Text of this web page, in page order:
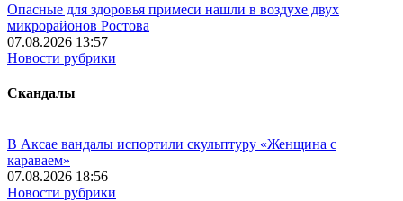
Опасные для здоровья примеси нашли в воздухе двух
микрорайонов Ростова
07.08.2026 13:57
Новости рубрики
Скандалы
В Аксае вандалы испортили скульптуру «Женщина с
караваем»
07.08.2026 18:56
Новости рубрики